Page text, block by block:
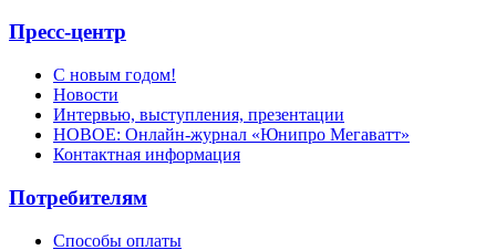
Пресс-центр
С новым годом!
Новости
Интервью, выступления, презентации
НОВОЕ: Онлайн-журнал «Юнипро Мегаватт»
Контактная информация
Потребителям
Способы оплаты